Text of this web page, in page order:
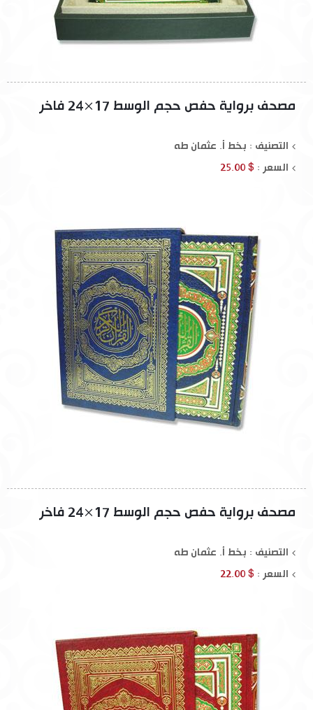
مصحف برواية حفص حجم الوسط 17×24 فاخر
التصنيف : بخط أ. عثمان طه
السعر : $ 25.00
مصحف برواية حفص حجم الوسط 17×24 فاخر
التصنيف : بخط أ. عثمان طه
السعر : $ 22.00